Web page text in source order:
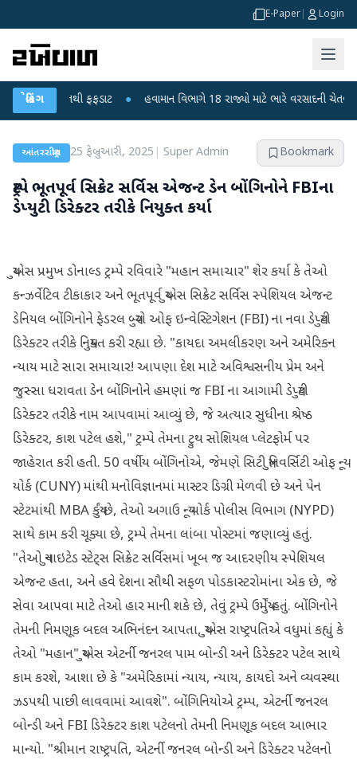
E-Paper Login
બ્રેકિંગ
મોતથી ફફડાટ ● હવામાન વિભાગે 18 રાજ્યો માટે ભારે વરસાદની ચેતવણી જારી
આંતરરાષ્ટ્રીય 25 ફેબ્રુઆરી, 2025 Super Admin Bookmark
ટ્રમ્પે ભૂતપૂર્વ સિક્રેટ સર્વિસ એજન્ટ ડેન બોંગિનોને FBIના
ડેપ્યુટી ડિરેક્ટર તરીકે નિયુક્ત કર્યા
યુએસ પ્રમુખ ડોનાલ્ડ ટ્રમ્પે રવિવારે "મહાન સમાચાર" શેર કર્યા કે તેઓ
કન્ઝર્વેટિવ ટીકાકાર અને ભૂતપૂર્વ યુએસ સિક્રેટ સર્વિસ સ્પેશિયલ એજન્ટ
ડેનિયલ બોંગિનોને ફેડરલ બ્યુરો ઓફ ઇન્વેસ્ટિગેશન (FBI) ના નવા ડેપ્યુટી
ડિરેક્ટર તરીકે નિયુક્ત કરી રહ્યા છે. "કાયદા અમલીકરણ અને અમેરિકન
ન્યાય માટે સારા સમાચાર! આપણા દેશ માટે અવિશ્વસનીય પ્રેમ અને
જુસ્સા ધરાવતા ડેન બોંગિનોને હમણાં જ FBI ના આગામી ડેપ્યુટી
ડિરેક્ટર તરીકે નામ આપવામાં આવ્યું છે, જે અત્યાર સુધીના શ્રેષ્ઠ
ડિરેક્ટર, કાશ પટેલ હશે," ટ્રમ્પે તેમના ટ્રુથ સોશિયલ પ્લેટફોર્મ પર
જાહેરાત કરી હતી. 50 વર્ષીય બોંગિનોએ, જેમણે સિટી યુનિવર્સિટી ઓફ ન્યૂ
યોર્ક (CUNY) માંથી મનોવિજ્ઞાનમાં માસ્ટર ડિગ્રી મેળવી છે અને પેન
સ્ટેટમાંથી MBA કર્યું છે, તેઓ અગાઉ ન્યૂ યોર્ક પોલીસ વિભાગ (NYPD)
સાથે કામ કરી ચૂક્યા છે, ટ્રમ્પે તેમના લાંબા પોસ્ટમાં જણાવ્યું હતું.
"તેઓ યુનાઇટેડ સ્ટેટ્સ સિક્રેટ સર્વિસમાં ખૂબ જ આદરણીય સ્પેશિયલ
એજન્ટ હતા, અને હવે દેશના સૌથી સફળ પોડકાસ્ટરોમાંના એક છે, જે
સેવા આપવા માટે તેઓ હાર માની શકે છે, તેવું ટ્રમ્પે ઉમેર્યું હતું. બોંગિનોને
તેમની નિમણૂક બદલ અભિનંદન આપતા, યુએસ રાષ્ટ્રપતિએ વધુમાં કહ્યું કે
તેઓ "મહાન" યુએસ એટર્ની જનરલ પામ બોન્ડી અને ડિરેક્ટર પટેલ સાથે
કામ કરશે, આશા છે કે "અમેરિકામાં ન્યાય, ન્યાય, કાયદો અને વ્યવસ્થા
ઝડપથી પાછી લાવવામાં આવશે". બોંગિનિયોએ ટ્રમ્પ, એટર્ની જનરલ
બોન્ડી અને FBI ડિરેક્ટર કાશ પટેલનો તેમની નિમણૂક બદલ આભાર
માન્યો. "શ્રીમાન રાષ્ટ્રપતિ, એટર્ની જનરલ બોન્ડી અને ડિરેક્ટર પટેલનો